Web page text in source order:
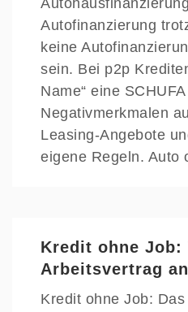
Autofinanzierung
keine
sein. Bei p2p
Name“ eine
Negativmerkmalen
Leasing-Angebote
eigene Regeln. Auto
Kredit ohne Job:
Arbeitsvertrag
Kredit ohne Job: